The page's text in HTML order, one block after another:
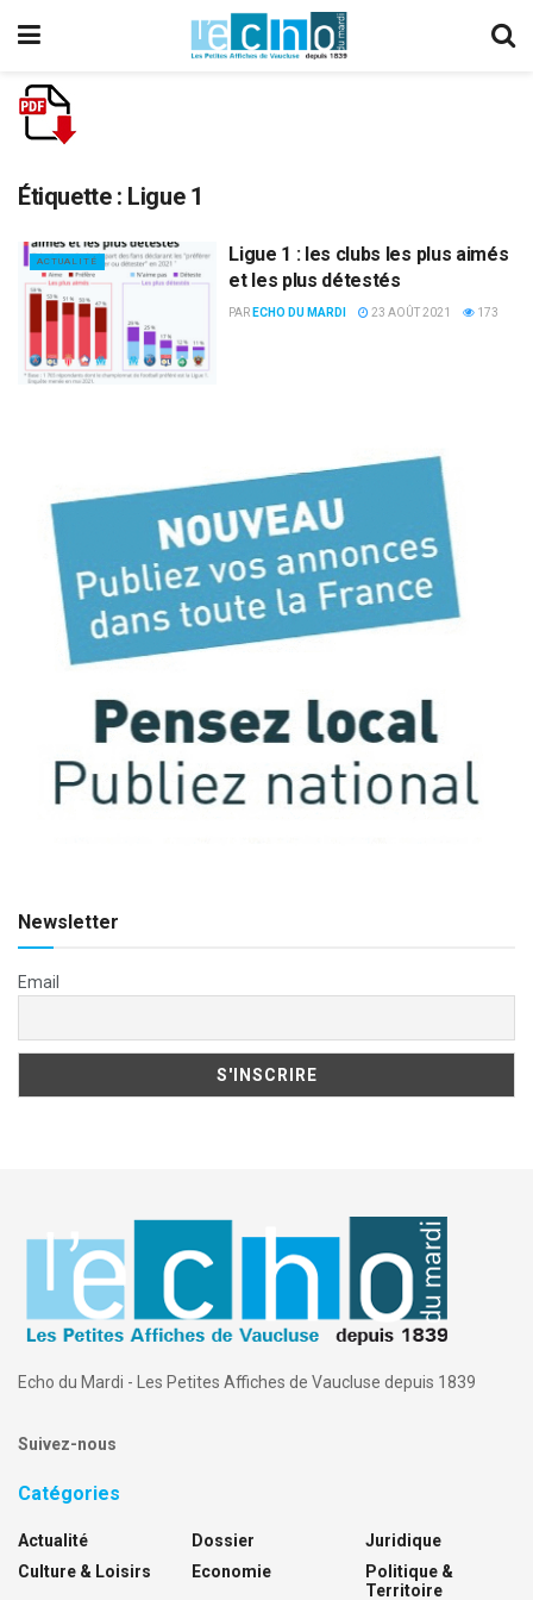
Étiquette : Ligue 1
ACTUALITÉ
Ligue 1 : les clubs les plus aimés
et les plus détestés
PAR ECHO DU MARDI 23 AOÛT 2021 173
Newsletter
Email
Echo du Mardi - Les Petites Affiches de Vaucluse depuis 1839
Suivez-nous
Catégories
Actualité
Culture & Loisirs
Dossier
Economie
Juridique
Politique &
Territoire